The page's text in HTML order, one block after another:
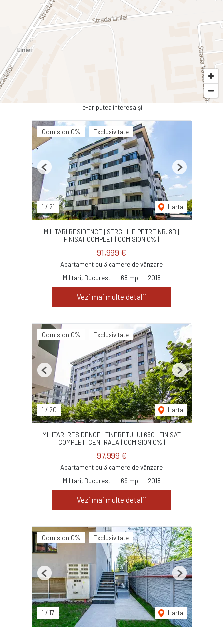
Te-ar putea interesa și:
Comision 0% Exclusivitate
1 / 21 Harta
Previous Next
MILITARI RESIDENCE | SERG. ILIE PETRE NR. 8B |
FINISAT COMPLET | COMISION 0% |
91,999 €
Apartament cu 3 camere de vânzare
Militari, Bucuresti
68 mp 2018
Vezi mai multe detalii
Comision 0% Exclusivitate
1 / 20 Harta
Previous Next
MILITARI RESIDENCE | TINERETULUI 65C | FINISAT
COMPLET| CENTRALA | COMISION 0% |
97,999 €
Apartament cu 3 camere de vânzare
Militari, Bucuresti
69 mp 2018
Vezi mai multe detalii
Comision 0% Exclusivitate
1 / 17 Harta
Previous Next